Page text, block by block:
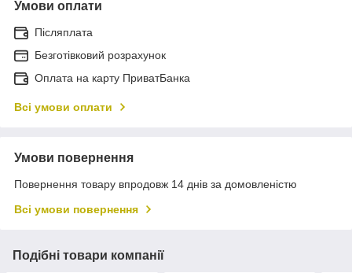
Умови оплати
Післяплата
Безготівковий розрахунок
Оплата на карту ПриватБанка
Всі умови оплати
Умови повернення
Повернення товару впродовж 14 днів за домовленістю
Всі умови повернення
Подібні товари компанії